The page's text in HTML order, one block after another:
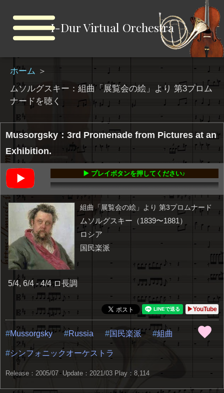
I-Dur Virtual Orchestra
ホーム ＞
ムソルグスキー：組曲「展覧会の絵」より 第3プロム
ナードを聴く
Mussorgsky：3rd Promenade from Pictures at an
Exhibition.
▶️ プレイボタンを押してください♪
組曲「展覧会の絵」より 第3プロムナード
ムソルグスキー（1839〜1881）
ロシア
国民楽派
5/4, 6/4 - 4/4 ロ長調
▶YouTube
Mussorgsky Russia 国民楽派 組曲
シンフォニックオーケストラ
Release：2005/07 Update：2021/03 Play：8,114